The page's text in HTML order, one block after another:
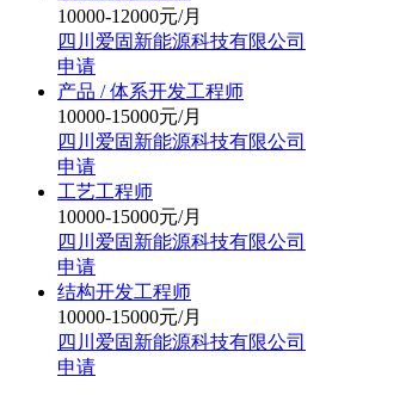
10000-12000元/月
四川爱固新能源科技有限公司
申请
产品 / 体系开发工程师
10000-15000元/月
四川爱固新能源科技有限公司
申请
工艺工程师
10000-15000元/月
四川爱固新能源科技有限公司
申请
结构开发工程师
10000-15000元/月
四川爱固新能源科技有限公司
申请